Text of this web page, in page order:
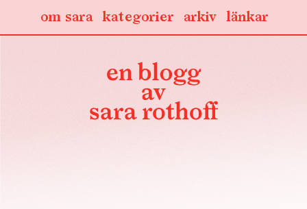
länkar
arkiv
kategorier
om sara